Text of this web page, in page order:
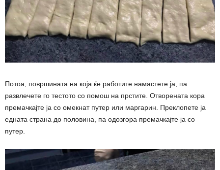
Потоа, површината на која ќе работите намастете ја, па
развлечете го тестото со помош на прстите. Отворената кора
премачкајте ја со омекнат путер или маргарин. Преклопете ја
едната страна до половина, па одозгора премачкајте ја со
путер.